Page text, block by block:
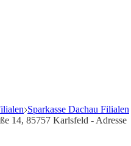
Sparkasse Dachau Filialen
14, 85757 Karlsfeld - Adresse